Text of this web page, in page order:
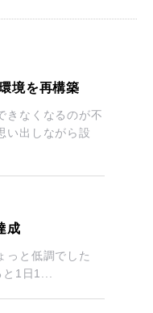
境を再構築
きなくなるのが不
い出しながら設
成
っと低調でした
1日1...